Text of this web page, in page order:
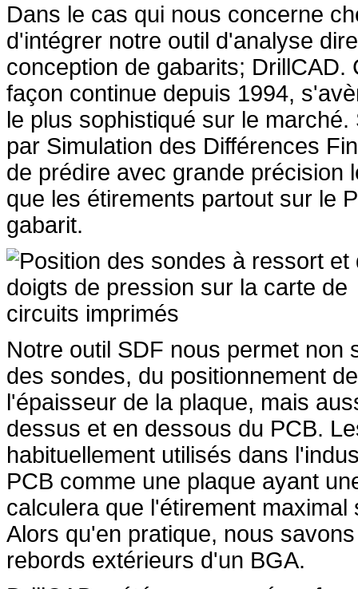
Dans le cas qui nous concerne
d'intégrer notre outil d'analyse
conception de gabarits;
façon continue depuis 1994,
le plus sophistiqué sur le
par Simulation des Différences
de prédire avec grande précision
que les étirements partout sur le
gabarit.
Notre outil SDF nous permet non
des sondes, du positionnement
l'épaisseur de la plaque, mais
dessus et en dessous du PCB.
habituellement utilisés dans
PCB comme une plaque ayant
calculera que l'étirement
Alors qu'en pratique, nous
rebords extérieurs d'un BGA.